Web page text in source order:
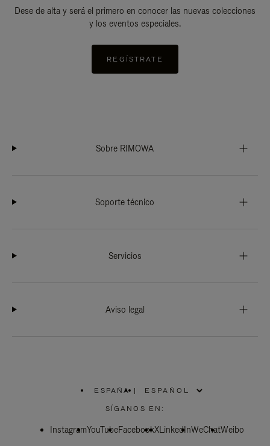
Dese de alta y será el primero en conocer las nuevas colecciones
y los eventos especiales.
REGÍSTRATE
Sobre RIMOWA
Soporte técnico
Servicios
Aviso legal
ESPAÑA
ELIGE
LA
|
SÍGANOS EN:
InstagramYouTubeFacebookXLinkedInWeChatWeibo